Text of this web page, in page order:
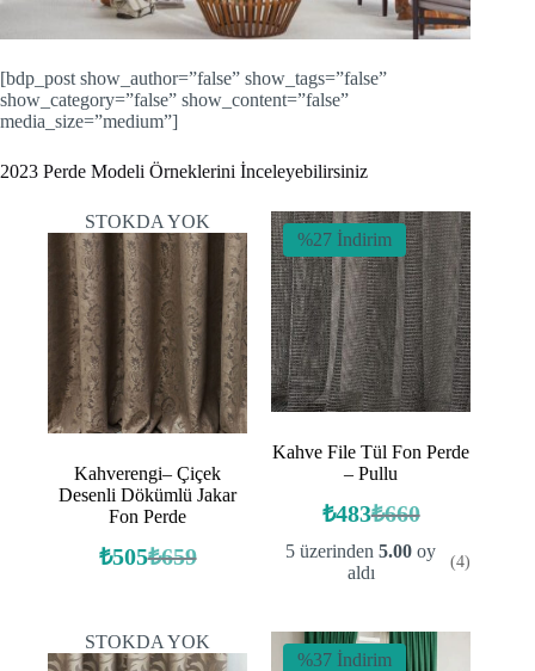
[bdp_post show_author=”false” show_tags=”false”
show_category=”false” show_content=”false”
media_size=”medium”]
2023 Perde Modeli Örneklerini İnceleyebilirsiniz
STOKDA YOK
Kahverengi– Çiçek
Desenli Dökümlü Jakar
Fon Perde
₺659
Orijinal
₺505Şu
₺505.
%27 İndirim
Kahve File Tül Fon Perde
– Pullu
₺660
Orijinal
fiyat:
₺660.
₺483Şu
andaki
fiyat:
5 üzerinden5.00 oy
aldı
(4)
STOKDA YOK
%37 İndirim